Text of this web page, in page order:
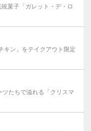
菓子「ガレット・デ・ロ
キン」をテイクアウト限定
たちで溢れる「クリスマ